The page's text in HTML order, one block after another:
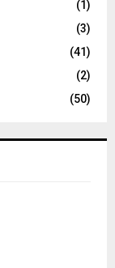
(1)
(3)
(41)
(2)
(50)